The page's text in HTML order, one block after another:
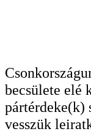
becsülete elé
pártérdeke(k)
vesszük